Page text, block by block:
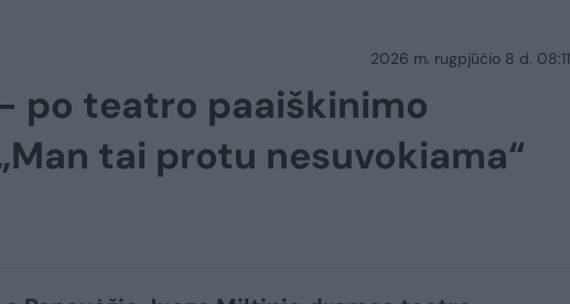
2026 m. rugpjūčio 8 d. 08:11
po teatro paaiškinimo
tai protu nesuvokiama“